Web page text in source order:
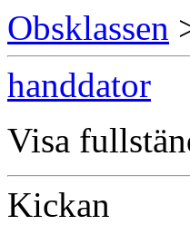
Obsklassen
handdator
Visa
Kickan